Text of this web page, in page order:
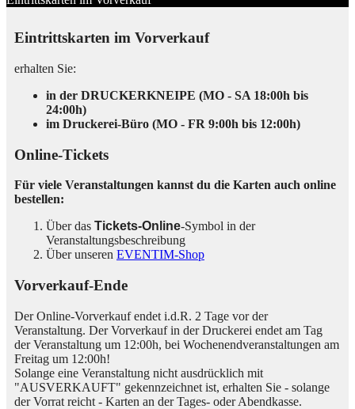
Eintrittskarten im Vorverkauf
erhalten Sie:
in der DRUCKERKNEIPE (MO - SA 18:00h bis
24:00h)
im Druckerei-Büro (MO - FR 9:00h bis 12:00h)
Online-Tickets
Für viele Veranstaltungen kannst du die Karten auch online
bestellen:
Über das Tickets-Online-Symbol in der
Veranstaltungsbeschreibung
Über unseren EVENTIM-Shop
Vorverkauf-Ende
Der Online-Vorverkauf endet i.d.R. 2 Tage vor der
Veranstaltung. Der Vorverkauf in der Druckerei endet am Tag
der Veranstaltung um 12:00h, bei Wochenendveranstaltungen am
Freitag um 12:00h!
Solange eine Veranstaltung nicht ausdrücklich mit
"AUSVERKAUFT" gekennzeichnet ist, erhalten Sie - solange
der Vorrat reicht - Karten an der Tages- oder Abendkasse.